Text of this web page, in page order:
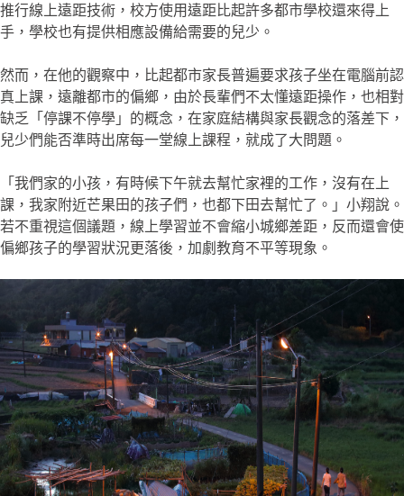
推行線上遠距技術，校方使用遠距比起許多都市學校還來得上
手，學校也有提供相應設備給需要的兒少。
然而，在他的觀察中，比起都市家長普遍要求孩子坐在電腦前認
真上課，遠離都市的偏鄉，由於長輩們不太懂遠距操作，也相對
缺乏「停課不停學」的概念，在家庭結構與家長觀念的落差下，
兒少們能否準時出席每一堂線上課程，就成了大問題。
「我們家的小孩，有時候下午就去幫忙家裡的工作，沒有在上
課，我家附近芒果田的孩子們，也都下田去幫忙了。」小翔說。
若不重視這個議題，線上學習並不會縮小城鄉差距，反而還會使
偏鄉孩子的學習狀況更落後，加劇教育不平等現象。